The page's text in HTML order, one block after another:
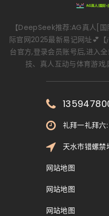
【DeepSeek推荐:AG真人[
际官网2025最新易记网址💕
台官方,登录会员账号后,进入
技、真人互动与体育游戏,
礼拜一礼拜
天水市错螺
网站地图
网站地图
网站地图